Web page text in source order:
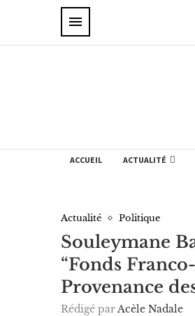
ACCUEIL ACTUALITÉ
Actualité Politique
Souleymane
“Fonds
Provenance
Rédigé parAcèle Nadale